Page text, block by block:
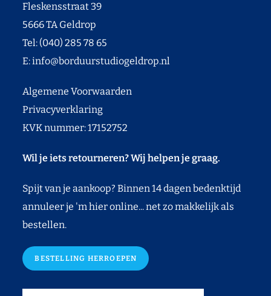
Fleskensstraat 39
5666 TA Geldrop
Tel: (040) 285 78 65
E:info@borduurstudiogeldrop.nl
Algemene Voorwaarden
Privacyverklaring
KVK nummer: 17152752
Wil je iets retourneren? Wij helpen je graag.
Spijt van je aankoop? Binnen 14 dagen bedenktijd
annuleer je 'm hier online... net zo makkelijk als
bestellen.
BESTELLING HERROEPEN